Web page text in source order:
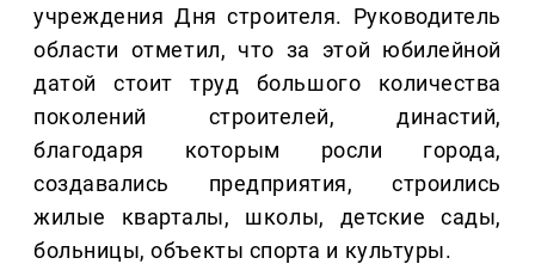
учреждения Дня строителя. Руководитель
области отметил, что за этой юбилейной
датой стоит труд большого количества
поколений строителей, династий,
благодаря которым росли города,
создавались предприятия, строились
жилые кварталы, школы, детские сады,
больницы, объекты спорта и культуры.